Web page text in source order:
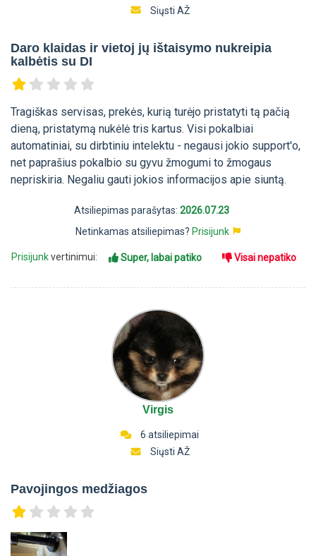
Siųsti AŽ
Daro klaidas ir vietoj jų ištaisymo nukreipia
kalbėtis su DI
Tragiškas servisas, prekės, kurią turėjo pristatyti tą pačią
dieną, pristatymą nukėlė tris kartus. Visi pokalbiai
automatiniai, su dirbtiniu intelektu - negausi jokio support'o,
net paprašius pokalbio su gyvu žmogumi to žmogaus
nepriskiria. Negaliu gauti jokios informacijos apie siuntą.
Atsiliepimas parašytas: 2026.07.23
Netinkamas atsiliepimas? Prisijunk
Prisijunkvertinimui: Super, labai patiko Visai nepatiko
Virgis
6 atsiliepimai
Siųsti AŽ
Pavojingos medžiagos